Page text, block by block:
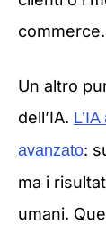
commerce.
Un altro
dell’IA.
avanzato:
ma i
umani.